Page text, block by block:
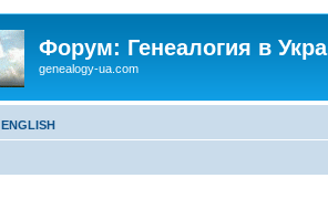
Форум: Генеалогия в
genealogy-ua.com
ENGLISH